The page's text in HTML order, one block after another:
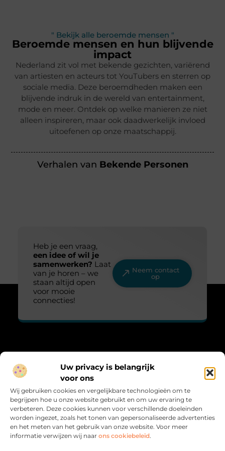
Uw privacy is belangrijk
voor ons
Wij gebruiken cookies en vergelijkbare technologieën om te
begrijpen hoe u onze website gebruikt en om uw ervaring te
verbeteren. Deze cookies kunnen voor verschillende doeleinden
worden ingezet, zoals het tonen van gepersonaliseerde advertenties
en het meten van het gebruik van onze website. Voor meer
informatie verwijzen wij naar ons cookiebeleid.
" Bekijk alle beroemde mensen "
Beroemde mensen en hun blijvende
impact
Nederland zit vol met bekende gezichten, variërend
van artiesten en acteurs tot YouTubers en sterren op
sociale media. Deze beroemdheden maken een
blijvende indruk in de wereld van entertainment,
mode en meer. Ontdek op welke manieren ze niet
alleen inspireren, maar ook daadwerkelijk invloed
uitoefenen op onze maatschappij.
Verhalen van Bekende Personen
Heb je een vraag,
een idee of wil je
samenwerken? Laat
van je horen – we
staan altijd open
voor mooie
connecties!
Neem contact
op
“Fris, sprankelend en vol leven.”
liefde, trends en inspiratie. Voor iedereen die het leven met een
glimlach bekijkt.
Bericht categorie